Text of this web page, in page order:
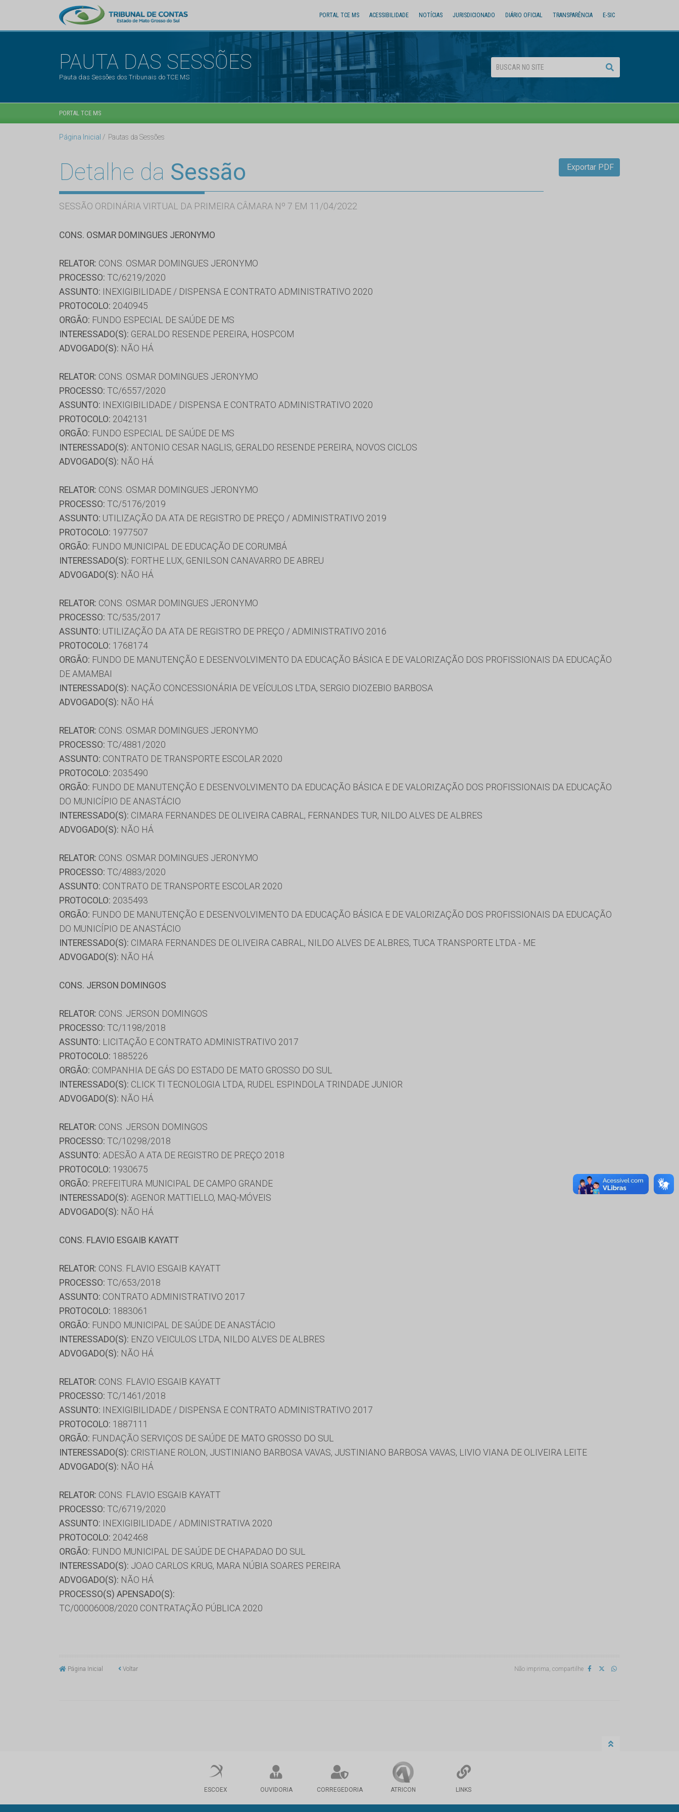
PORTAL TCE MS ACESSIBILIDADE NOTÍCIAS JURISDICIONADO DIÁRIO OFICIAL TRANSPARÊNCIA E-SIC
PAUTA DAS SESSÕES
Pauta das Sessões dos Tribunais do TCE MS
PORTAL TCE MS
Página Inicial Pautas da Sessões
Detalhe da Sessão
SESSÃO ORDINÁRIA VIRTUAL DA PRIMEIRA CÂMARA Nº 7 EM 11/04/2022
Exportar PDF
CONS. OSMAR DOMINGUES JERONYMO
RELATOR: CONS. OSMAR DOMINGUES JERONYMO
PROCESSO: TC/6219/2020
ASSUNTO: INEXIGIBILIDADE / DISPENSA E CONTRATO ADMINISTRATIVO 2020
PROTOCOLO: 2040945
ORGÃO: FUNDO ESPECIAL DE SAÚDE DE MS
INTERESSADO(S): GERALDO RESENDE PEREIRA, HOSPCOM
ADVOGADO(S): NÃO HÁ
RELATOR: CONS. OSMAR DOMINGUES JERONYMO
PROCESSO: TC/6557/2020
ASSUNTO: INEXIGIBILIDADE / DISPENSA E CONTRATO ADMINISTRATIVO 2020
PROTOCOLO: 2042131
ORGÃO: FUNDO ESPECIAL DE SAÚDE DE MS
INTERESSADO(S): ANTONIO CESAR NAGLIS, GERALDO RESENDE PEREIRA, NOVOS CICLOS
ADVOGADO(S): NÃO HÁ
RELATOR: CONS. OSMAR DOMINGUES JERONYMO
PROCESSO: TC/5176/2019
ASSUNTO: UTILIZAÇÃO DA ATA DE REGISTRO DE PREÇO / ADMINISTRATIVO 2019
PROTOCOLO: 1977507
ORGÃO: FUNDO MUNICIPAL DE EDUCAÇÃO DE CORUMBÁ
INTERESSADO(S): FORTHE LUX, GENILSON CANAVARRO DE ABREU
ADVOGADO(S): NÃO HÁ
RELATOR: CONS. OSMAR DOMINGUES JERONYMO
PROCESSO: TC/535/2017
ASSUNTO: UTILIZAÇÃO DA ATA DE REGISTRO DE PREÇO / ADMINISTRATIVO 2016
PROTOCOLO: 1768174
ORGÃO: FUNDO DE MANUTENÇÃO E DESENVOLVIMENTO DA EDUCAÇÃO BÁSICA E DE VALORIZAÇÃO DOS PROFISSIONAIS DA EDUCAÇÃO
DE AMAMBAI
INTERESSADO(S): NAÇÃO CONCESSIONÁRIA DE VEÍCULOS LTDA, SERGIO DIOZEBIO BARBOSA
ADVOGADO(S): NÃO HÁ
RELATOR: CONS. OSMAR DOMINGUES JERONYMO
PROCESSO: TC/4881/2020
ASSUNTO: CONTRATO DE TRANSPORTE ESCOLAR 2020
PROTOCOLO: 2035490
ORGÃO: FUNDO DE MANUTENÇÃO E DESENVOLVIMENTO DA EDUCAÇÃO BÁSICA E DE VALORIZAÇÃO DOS PROFISSIONAIS DA EDUCAÇÃO
DO MUNICÍPIO DE ANASTÁCIO
INTERESSADO(S): CIMARA FERNANDES DE OLIVEIRA CABRAL, FERNANDES TUR, NILDO ALVES DE ALBRES
ADVOGADO(S): NÃO HÁ
RELATOR: CONS. OSMAR DOMINGUES JERONYMO
PROCESSO: TC/4883/2020
ASSUNTO: CONTRATO DE TRANSPORTE ESCOLAR 2020
PROTOCOLO: 2035493
ORGÃO: FUNDO DE MANUTENÇÃO E DESENVOLVIMENTO DA EDUCAÇÃO BÁSICA E DE VALORIZAÇÃO DOS PROFISSIONAIS DA EDUCAÇÃO
DO MUNICÍPIO DE ANASTÁCIO
INTERESSADO(S): CIMARA FERNANDES DE OLIVEIRA CABRAL, NILDO ALVES DE ALBRES, TUCA TRANSPORTE LTDA - ME
ADVOGADO(S): NÃO HÁ
CONS. JERSON DOMINGOS
RELATOR: CONS. JERSON DOMINGOS
PROCESSO: TC/1198/2018
ASSUNTO: LICITAÇÃO E CONTRATO ADMINISTRATIVO 2017
PROTOCOLO: 1885226
ORGÃO: COMPANHIA DE GÁS DO ESTADO DE MATO GROSSO DO SUL
INTERESSADO(S): CLICK TI TECNOLOGIA LTDA, RUDEL ESPINDOLA TRINDADE JUNIOR
ADVOGADO(S): NÃO HÁ
RELATOR: CONS. JERSON DOMINGOS
PROCESSO: TC/10298/2018
ASSUNTO: ADESÃO A ATA DE REGISTRO DE PREÇO 2018
PROTOCOLO: 1930675
ORGÃO: PREFEITURA MUNICIPAL DE CAMPO GRANDE
INTERESSADO(S): AGENOR MATTIELLO, MAQ-MÓVEIS
ADVOGADO(S): NÃO HÁ
CONS. FLAVIO ESGAIB KAYATT
RELATOR: CONS. FLAVIO ESGAIB KAYATT
PROCESSO: TC/653/2018
ASSUNTO: CONTRATO ADMINISTRATIVO 2017
PROTOCOLO: 1883061
ORGÃO: FUNDO MUNICIPAL DE SAÚDE DE ANASTÁCIO
INTERESSADO(S): ENZO VEICULOS LTDA, NILDO ALVES DE ALBRES
ADVOGADO(S): NÃO HÁ
RELATOR: CONS. FLAVIO ESGAIB KAYATT
PROCESSO: TC/1461/2018
ASSUNTO: INEXIGIBILIDADE / DISPENSA E CONTRATO ADMINISTRATIVO 2017
PROTOCOLO: 1887111
ORGÃO: FUNDAÇÃO SERVIÇOS DE SAÚDE DE MATO GROSSO DO SUL
INTERESSADO(S): CRISTIANE ROLON, JUSTINIANO BARBOSA VAVAS, JUSTINIANO BARBOSA VAVAS, LIVIO VIANA DE OLIVEIRA LEITE
ADVOGADO(S): NÃO HÁ
RELATOR: CONS. FLAVIO ESGAIB KAYATT
PROCESSO: TC/6719/2020
ASSUNTO: INEXIGIBILIDADE / ADMINISTRATIVA 2020
PROTOCOLO: 2042468
ORGÃO: FUNDO MUNICIPAL DE SAÚDE DE CHAPADAO DO SUL
INTERESSADO(S): JOAO CARLOS KRUG, MARA NÚBIA SOARES PEREIRA
ADVOGADO(S): NÃO HÁ
PROCESSO(S) APENSADO(S):
TC/00006008/2020 CONTRATAÇÃO PÚBLICA 2020
Página Inicial Voltar Não imprima, compartilhe
ESCOEX OUVIDORIA CORREGEDORIA ATRICON LINKS